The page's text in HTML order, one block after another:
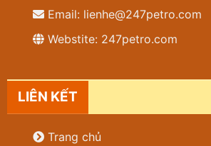
Email: lienhe@247petro.com
Webstite: 247petro.com
LIÊN KẾT
Trang chủ